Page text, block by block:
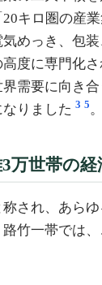
キロ圏の産
めっき、包
度に専門化
需要に向き
りました 3 5。
万世帯の経
され、あら
竹一帯では